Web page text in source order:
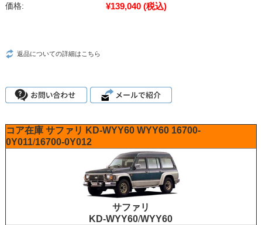
価格: ¥139,040 (税込)
返品についての詳細はこちら
コア在庫 サファリ KD-WYY60 WYY60 16700-
0Y011/16700-0Y012
サファリ
KD-WYY60/WYY60